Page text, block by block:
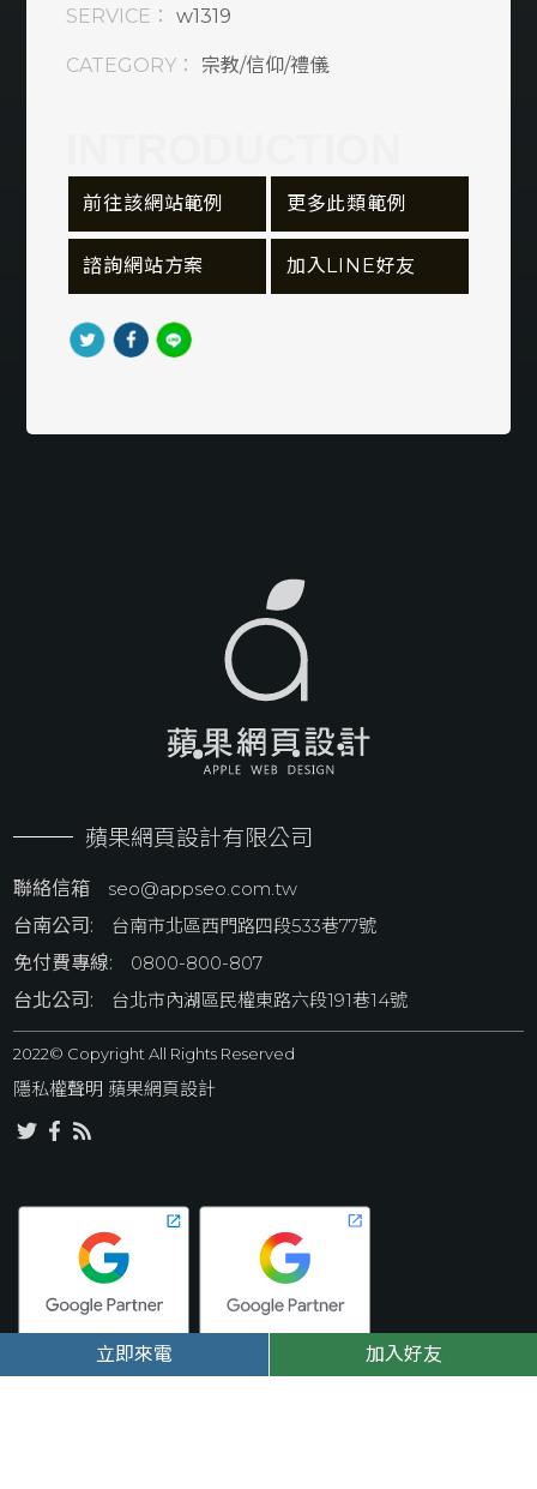
民宿/飯店/旅館
衛生/清潔/環保
食品/飲料/餐廳
服務業
美容/美髮/美妝
SERVICE： w1319
CATEGORY： 宗教/信仰/禮儀
前往該網站範例 更多此類範例
諮詢網站方案 加入LINE好友
蘋果網頁設計有限公司
聯絡信箱 seo@appseo.com.tw
免付費專線: 0800-800-807
台南公司: 台南市北區西門路四段533巷77號
台北公司: 台北市內湖區民權東路六段191巷14號
2022© Copyright All Rights Reserved
隱私權聲明 蘋果網頁設計
立即來電 加入好友